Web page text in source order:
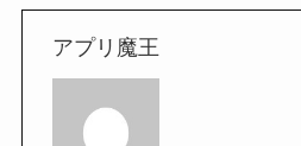
アプリ魔王